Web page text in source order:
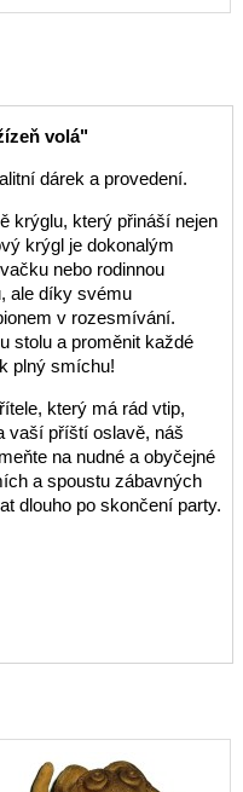
volá"
dárek a provedení.
krýglu, který přináší nejen
krýgl je dokonalým
nebo rodinnou
ale díky svému
v rozesmívání.
stolu a proměnit každé
plný smíchu!
který má rád vtip,
vaší příští oslavě, náš
na nudné a obyčejné
a spoustu zábavných
dlouho po skončení party.